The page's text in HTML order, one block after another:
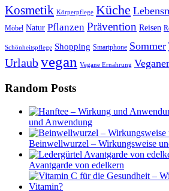
Kosmetik Körperpflege Küche
Möbel Natur Pflanzen Prävention Reisen
Schönheitspflege Shopping Smartphone Sommer
Urlaubvegan Vegane Ernährung Veganer
Random Posts
und Anwendung
Beinwellwurzel – Wirkungsweise
Avantgarde von edelkern